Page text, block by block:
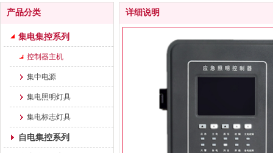
PRODUCT CENTER
产品分类
集电集控系列
控制器主机
集中电源
集电照明灯具
集电标志灯具
自电集控系列
详细说明